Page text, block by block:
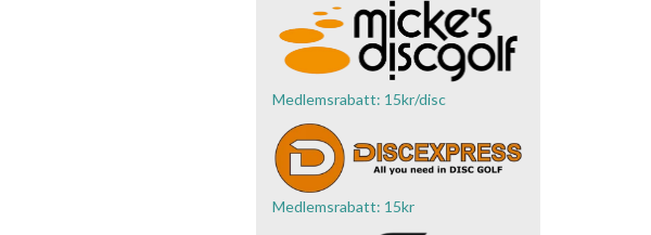
Medlemsrabatt: 15kr/disc
Medlemsrabatt: 15kr